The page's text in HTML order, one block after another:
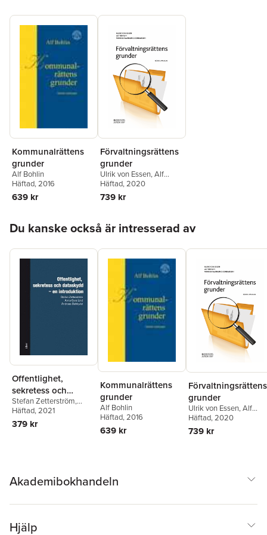
Kommunalrättens
grunder
Alf Bohlin
Häftad, 2016
639 kr
Förvaltningsrättens
grunder
Ulrik von Essen,Alf
Bohlin,Wiweka Warnling
Conradson
Häftad, 2020
739 kr
Du kanske också är intresserad av
Offentlighet,
sekretess och
dataskydd
Stefan Zetterström,
Anna-Sara Lind
Dahlqvist
Häftad, 2021
379 kr
Kommunalrättens
grunder
Alf Bohlin
Häftad, 2016
639 kr
Förvaltningsrättens
grunder
Ulrik von Essen,Alf
Bohlin,Wiweka
Conradson
Häftad, 2020
739 kr
Akademibokhandeln
Hjälp